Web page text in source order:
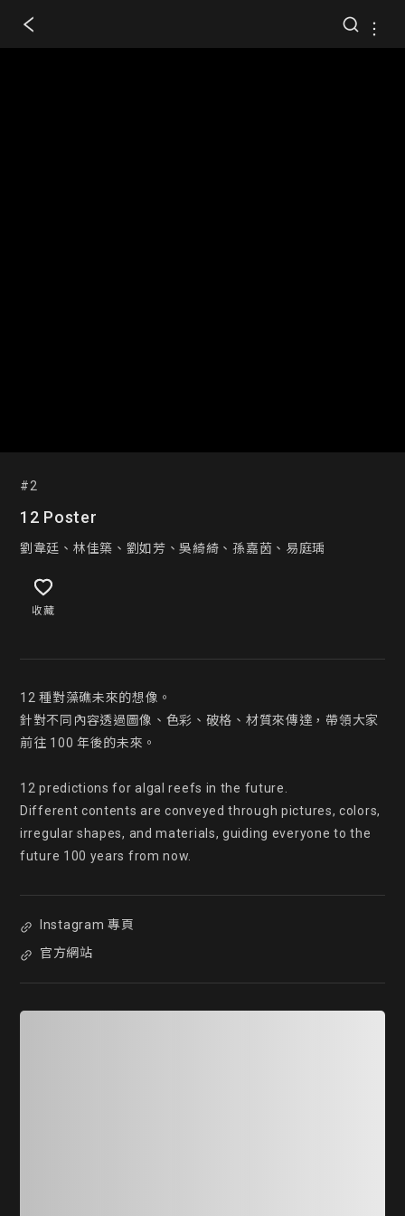
#2
12 Poster
劉韋廷、林佳築、劉如芳、吳綺綺、孫嘉茵、易庭瑀
收藏
12 種對藻礁未來的想像。
針對不同內容透過圖像、色彩、破格、材質來傳達，帶領大家
前往 100 年後的未來。
12 predictions for algal reefs in the future.
Different contents are conveyed through pictures, colors,
irregular shapes, and materials, guiding everyone to the
future 100 years from now.
Instagram 專頁
官方網站